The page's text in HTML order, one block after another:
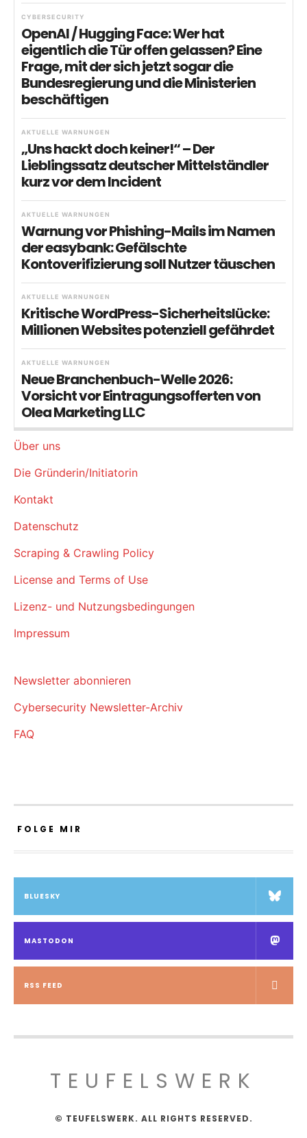
CYBERSECURITY
OpenAI / Hugging Face: Wer hat
eigentlich die Tür offen gelassen? Eine
Frage, mit der sich jetzt sogar die
Bundesregierung und die Ministerien
beschäftigen
AKTUELLE WARNUNGEN
„Uns hackt doch keiner!“ – Der
Lieblingssatz deutscher Mittelständler
kurz vor dem Incident
AKTUELLE WARNUNGEN
Warnung vor Phishing-Mails im Namen
der easybank: Gefälschte
Kontoverifizierung soll Nutzer täuschen
AKTUELLE WARNUNGEN
Kritische WordPress-Sicherheitslücke:
Millionen Websites potenziell gefährdet
AKTUELLE WARNUNGEN
Neue Branchenbuch-Welle 2026:
Vorsicht vor Eintragungsofferten von
Olea Marketing LLC
Über uns
Die Gründerin/Initiatorin
Kontakt
Datenschutz
Scraping & Crawling Policy
License and Terms of Use
Lizenz- und Nutzungsbedingungen
Impressum
Newsletter abonnieren
Cybersecurity Newsletter-Archiv
FAQ
FOLGE MIR
BLUESKY
MASTODON
RSS FEED
TEUFELSWERK
© TEUFELSWERK. ALL RIGHTS RESERVED.